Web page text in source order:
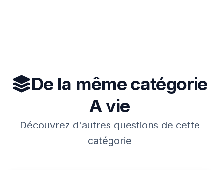
De la même catégorie
A vie
Découvrez d'autres questions de cette
catégorie